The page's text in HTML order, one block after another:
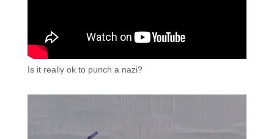
Is it really ok to punch a nazi?